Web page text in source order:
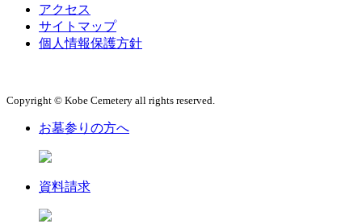
アクセス
サイトマップ
個人情報保護方針
Copyright © Kobe Cemetery all rights reserved.
お墓参りの方へ
資料請求